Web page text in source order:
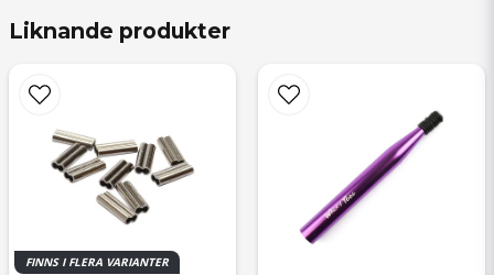
Liknande produkter
FINNS I FLERA VARIANTER